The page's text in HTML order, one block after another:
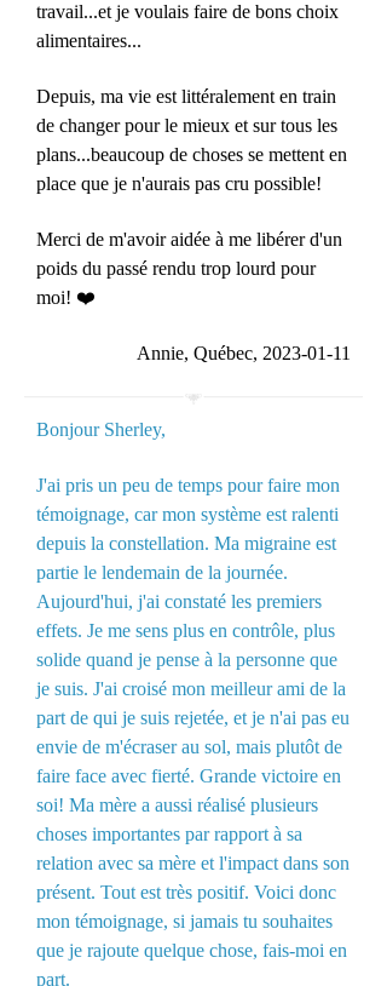
travail...et je voulais faire de bons choix
alimentaires...
Depuis, ma vie est littéralement en train
de changer pour le mieux et sur tous les
plans...beaucoup de choses se mettent en
place que je n'aurais pas cru possible!
Merci de m'avoir aidée à me libérer d'un
poids du passé rendu trop lourd pour
moi! ❤️
Annie, Québec, 2023-01-11
Bonjour Sherley,
J'ai pris un peu de temps pour faire mon
témoignage, car mon système est ralenti
depuis la constellation. Ma migraine est
partie le lendemain de la journée.
Aujourd'hui, j'ai constaté les premiers
effets. Je me sens plus en contrôle, plus
solide quand je pense à la personne que
je suis. J'ai croisé mon meilleur ami de la
part de qui je suis rejetée, et je n'ai pas eu
envie de m'écraser au sol, mais plutôt de
faire face avec fierté. Grande victoire en
soi! Ma mère a aussi réalisé plusieurs
choses importantes par rapport à sa
relation avec sa mère et l'impact dans son
présent. Tout est très positif. Voici donc
mon témoignage, si jamais tu souhaites
que je rajoute quelque chose, fais-moi en
part.